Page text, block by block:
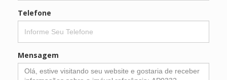
Telefone
Mensagem